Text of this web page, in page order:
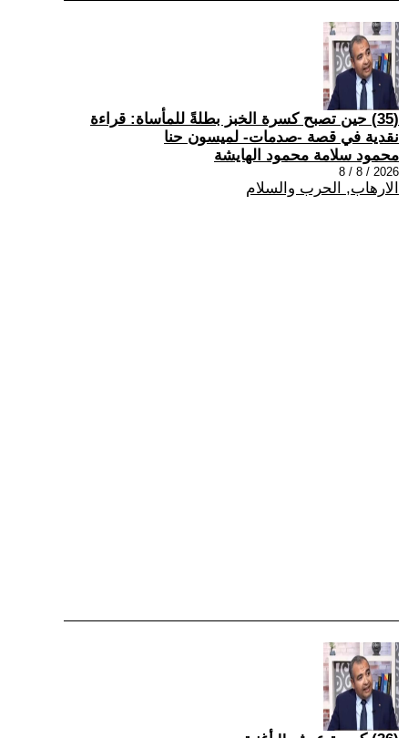
(35) حين تصبح كسرة الخبز بطلةً للمأساة: قراءة
نقدية في قصة -صدمات- لميسون حنا
محمود سلامة محمود الهايشة
2026 / 8 / 8
الارهاب, الحرب والسلام